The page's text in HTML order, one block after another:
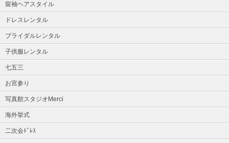
留袖ヘアスタイル
ドレスレンタル
ブライダルレンタル
子供服レンタル
七五三
お宮参り
写真館スタジオMerci
海外挙式
二次会ﾄﾞﾚｽ